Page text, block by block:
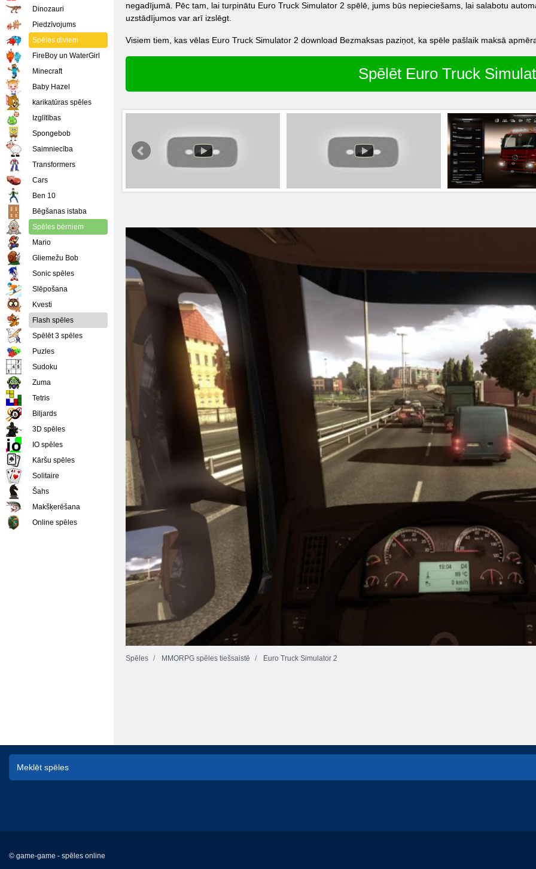
negadījumā. Pēc tam, lai turpinātu Euro Truck Simulator 2 spēlē, jums būs nepieciešams, lai salabotu
uzstādījumos var arī izslēgt.
Visiem tiem, kas vēlas Euro Truck Simulator 2 download Bezmaksas paziņot, ka spēle pašlaik maksā
Spēlēt Euro Truck
Spēles MMORPG spēles tiešsaistē Euro Truck Simulator 2
Dinozauri
Piedzīvojums
Spēles diviem
FireBoy un WaterGirl
Minecraft
Baby Hazel
karikatūras spēles
Izglītības
Spongebob
Saimniecība
Transformers
Cars
Ben 10
Bēgšanas istaba
Spēles bērniem
Mario
Gliemežu Bob
Sonic spēles
Slēpošana
Kvesti
Flash spēles
Spēlēt 3 spēles
Puzles
Sudoku
Zuma
Tetris
Biljards
3D spēles
IO spēles
Kāršu spēles
Solitaire
Šahs
Makšķerēšana
Online spēles
© game-game - spēles online